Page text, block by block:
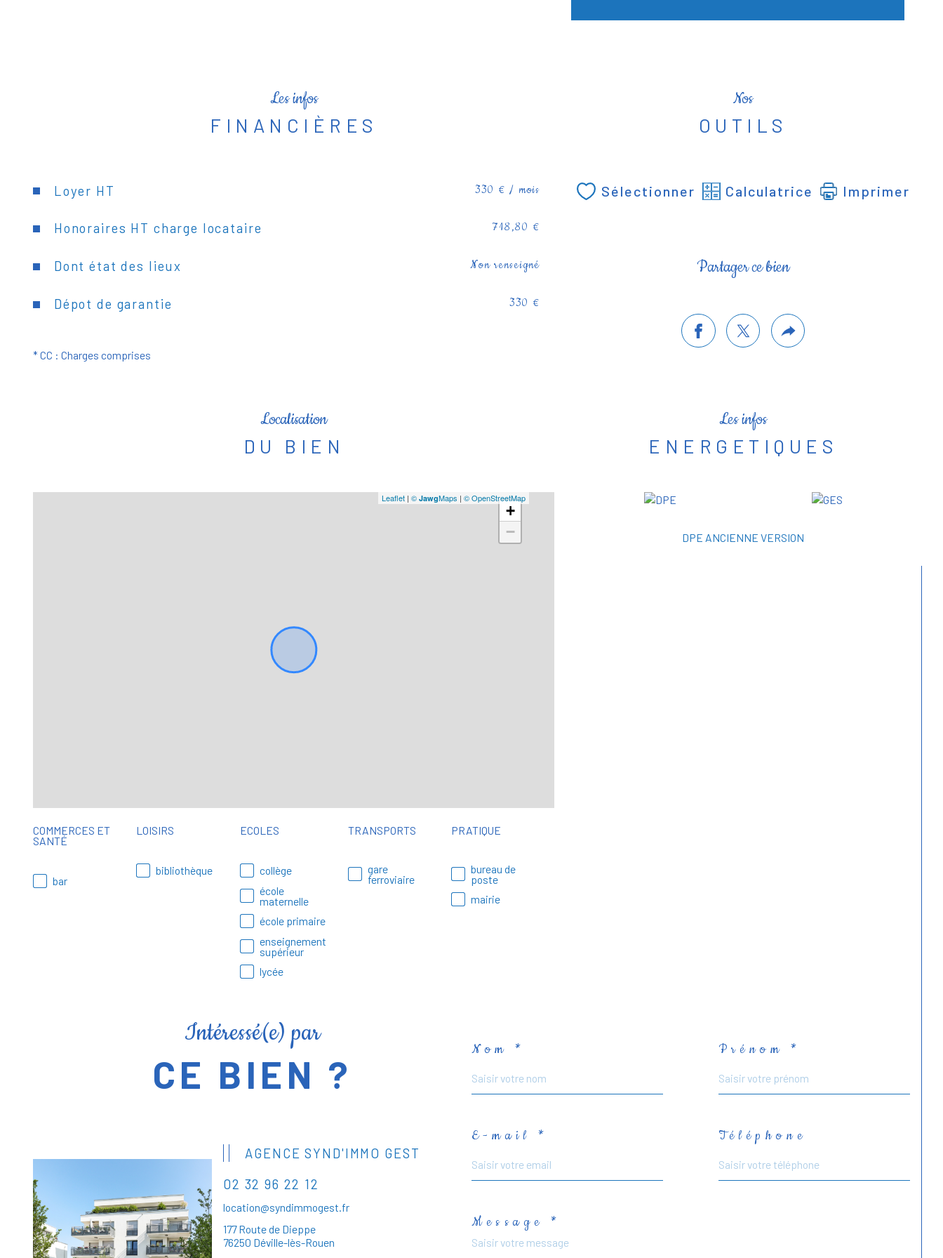
Les infos
FINANCIÈRES
Loyer HT 330 € / mois
Honoraires HT charge locataire 718,80 €
Dont état des lieux Non renseigné
Dépot de garantie 330 €
Nos
OUTILS
Sélectionner Calculatrice Imprimer
Partager ce bien
* CC : Charges comprises
Localisation
DU BIEN
+
−
Leaflet |©JawgMaps |© OpenStreetMap
COMMERCES ET
SANTÉ
bar
LOISIRS
bibliothèque
ECOLES
collège
école
maternelle
école primaire
enseignement
supérieur
lycée
TRANSPORTS
gare
ferroviaire
PRATIQUE
bureau de
poste
mairie
Les infos
ENERGETIQUES
DPE ANCIENNE VERSION
Intéressé(e) par
CE BIEN ?
AGENCE SYND'IMMO GEST
02 32 96 22 12
location@syndimmogest.fr
177 Route de Dieppe
76250 Déville-lès-Rouen
Nom * Prénom *
E-mail * Téléphone
Message *